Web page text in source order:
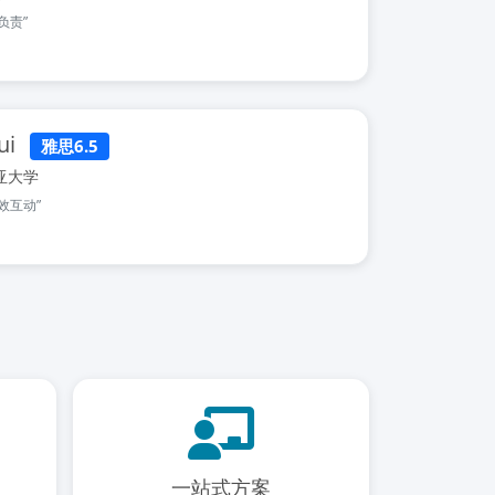
责”
雅思6.5
大学
互动”
一站式方案